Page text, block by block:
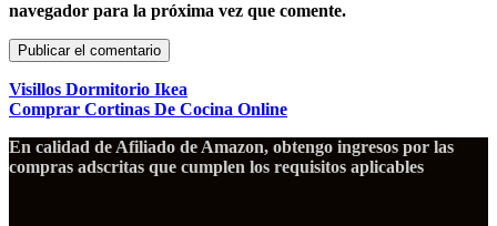
navegador para la próxima vez que comente.
Visillos Dormitorio Ikea
Comprar Cortinas De Cocina Online
En calidad de Afiliado de Amazon, obtengo ingresos por las
compras adscritas que cumplen los requisitos aplicables